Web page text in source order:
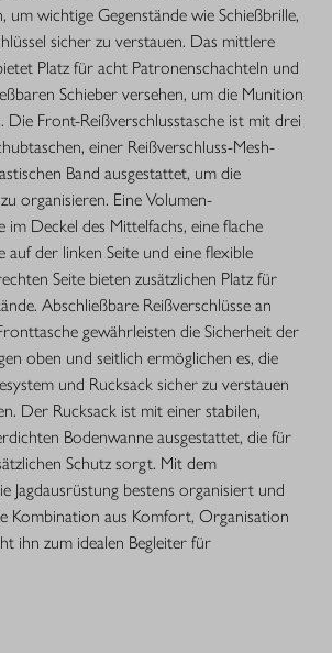
um wichtige Gegenstände wie Schießbrille,
sicher zu verstauen. Das mittlere
Platz für acht Patronenschachteln und
Schieber versehen, um die Munition
Die Front-Reißverschlusstasche ist mit drei
einer Reißverschluss-Mesh-
Band ausgestattet, um die
organisieren. Eine Volumen-
im Deckel des Mittelfachs, eine flache
auf der linken Seite und eine flexible
Seite bieten zusätzlichen Platz für
Abschließbare Reißverschlüsse an
gewährleisten die Sicherheit der
oben und seitlich ermöglichen es, die
und Rucksack sicher zu verstauen
Der Rucksack ist mit einer stabilen,
Bodenwanne ausgestattet, die für
Schutz sorgt. Mit dem
Jagdausrüstung bestens organisiert und
Kombination aus Komfort, Organisation
ihn zum idealen Begleiter für